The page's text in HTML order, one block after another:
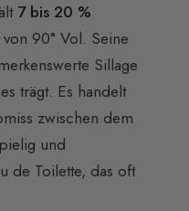
7 bis 20 %
90° Vol. Seine
Sillage
trägt. Es handelt
zwischen dem
und
de Toilette, das oft